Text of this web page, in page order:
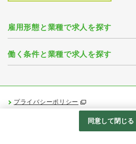
雇用形態と業種で求人を探す
働く条件と業種で求人を探す
プライバシーポリシー
Googleアナリティクスの利用について
同意して閉じる